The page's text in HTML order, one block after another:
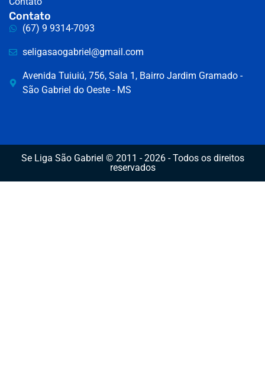
Contato
(67) 9 9314-7093
seligasaogabriel@gmail.com
Avenida Tuiuiú, 756, Sala 1, Bairro Jardim Gramado -
São Gabriel do Oeste - MS
Se Liga São Gabriel © 2011 - 2026 - Todos os direitos
reservados